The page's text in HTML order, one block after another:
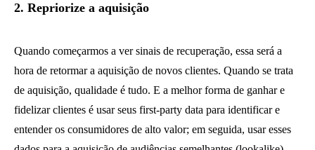
2. Repriorize a aquisição
Quando começarmos a ver sinais de recuperação, essa será a
hora de retormar a aquisição de novos clientes. Quando se trata
de aquisição, qualidade é tudo. E a melhor forma de ganhar e
fidelizar clientes é usar seus first-party data para identificar e
entender os consumidores de alto valor; em seguida, usar esses